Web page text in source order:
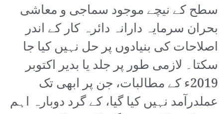
سطح کے نیچے موجود سماجی و معاشی
بحران سرمایہ دارانہ دائرہ کار کے اندر
اصلاحات کی بنیادوں پر حل نہیں کیا جا
سکتا۔ لازمی طور پر جلد یا بدیر اکتوبر
2019ء کے مطالبات، جن پر ابھی تک
عملدرآمد نہیں کیا گیا، کے گرد دوبارہ اہم